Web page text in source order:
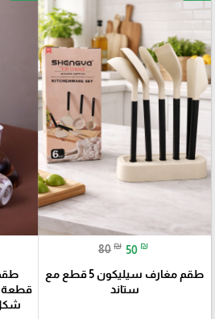
80 ₪ 50 ₪
طقم مغارف سيليكون 5 قطع مع
ستاند
قطعة